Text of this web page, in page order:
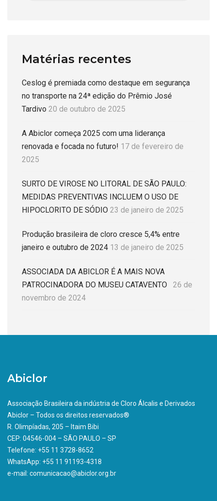
Matérias recentes
Ceslog é premiada como destaque em segurança
no transporte na 24ª edição do Prêmio José
Tardivo 20 de outubro de 2025
A Abiclor começa 2025 com uma liderança
renovada e focada no futuro! 17 de fevereiro de
2025
SURTO DE VIROSE NO LITORAL DE SÃO PAULO:
MEDIDAS PREVENTIVAS INCLUEM O USO DE
HIPOCLORITO DE SÓDIO 23 de janeiro de 2025
Produção brasileira de cloro cresce 5,4% entre
janeiro e outubro de 2024 13 de janeiro de 2025
ASSOCIADA DA ABICLOR É A MAIS NOVA
PATROCINADORA DO MUSEU CATAVENTO
26 de
novembro de 2024
Abiclor
Associação Brasileira da indústria de Cloro Álcalis e Derivados
Abiclor – Todos os direitos reservados®
R. Olimpíadas, 205 – Itaim Bibi
CEP: 04546-004 – SÃO PAULO – SP
Telefone: +55 11 3728-8652
WhatsApp: +55 11 91193-4318
e-mail: comunicacao@abiclor.org.br